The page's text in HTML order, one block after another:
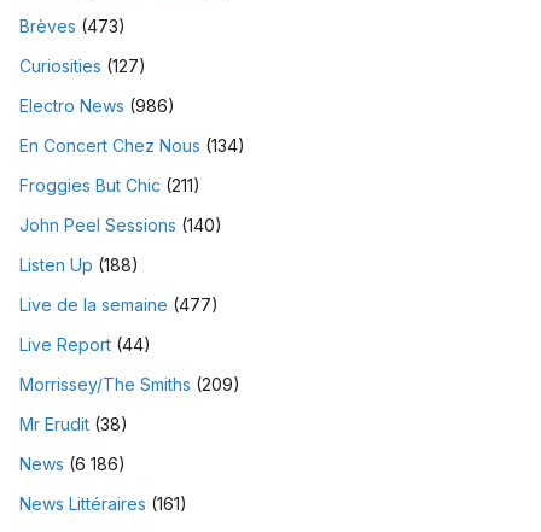
Brèves (473)
Curiosities (127)
Electro News (986)
En Concert Chez Nous (134)
Froggies But Chic (211)
John Peel Sessions (140)
Listen Up (188)
Live de la semaine (477)
Live Report (44)
Morrissey/The Smiths (209)
Mr Erudit (38)
News (6 186)
News Littéraires (161)